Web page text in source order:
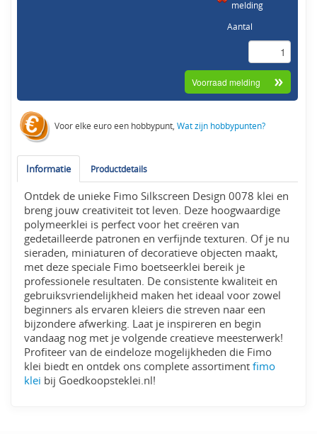
melding
Aantal
Voor elke euro een hobbypunt,Wat zijn hobbypunten?
Informatie Productdetails
Ontdek de unieke Fimo Silkscreen Design 0078 klei en
breng jouw creativiteit tot leven. Deze hoogwaardige
polymeerklei is perfect voor het creëren van
gedetailleerde patronen en verfijnde texturen. Of je nu
sieraden, miniaturen of decoratieve objecten maakt,
met deze speciale Fimo boetseerklei bereik je
professionele resultaten. De consistente kwaliteit en
gebruiksvriendelijkheid maken het ideaal voor zowel
beginners als ervaren kleiers die streven naar een
bijzondere afwerking. Laat je inspireren en begin
vandaag nog met je volgende creatieve meesterwerk!
Profiteer van de eindeloze mogelijkheden die Fimo
klei biedt en ontdek ons complete assortimentfimo
klei bij Goedkoopsteklei.nl!